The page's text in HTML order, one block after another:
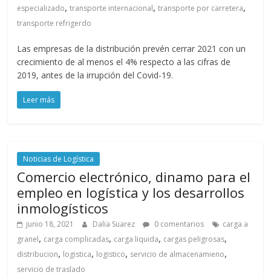
especializado,transporte internacional,transporte por carretera,
transporte refrigerdo
Las empresas de la distribución prevén cerrar 2021 con un
crecimiento de al menos el 4% respecto a las cifras de
2019, antes de la irrupción del Covid-19.
Leer más
Noticias de Logística
Comercio electrónico, dinamo para el
empleo en logística y los desarrollos
inmologísticos
junio 18, 2021 Dalia Suarez 0 comentarios
carga a
granel, carga complicadas, carga liquida, cargas peligrosas,
distribucion, logistica, logistico, servicio de almacenamieno,
servicio de traslado